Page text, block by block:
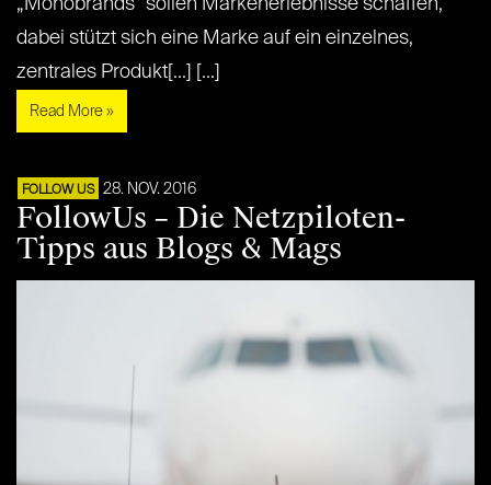
„Monobrands“ sollen Markenerlebnisse schaffen,
dabei stützt sich eine Marke auf ein einzelnes,
zentrales Produkt[...] [...]
Read More »
FOLLOW US 28. NOV. 2016
FollowUs – Die Netzpiloten-
Tipps aus Blogs & Mags